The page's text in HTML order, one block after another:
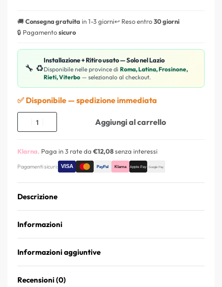
🚚Consegna gratuita in 1-3 giorni↩️ Reso entro30 giorni
🔒 Pagamentosicuro
🔧 ♻️
Installazione + Ritiro usato — Solo nel Lazio
Disponibile nelle province di Roma, Latina, Frosinone,
Rieti, Viterbo — selezionalo al checkout.
✅ Disponibile — spedizione immediata
Aggiungi al carrello
Klarna. Paga in 3 rate da €12,08senza interessi
Pagamenti sicuri:
Descrizione
Informazioni
Informazioni aggiuntive
Recensioni (0)